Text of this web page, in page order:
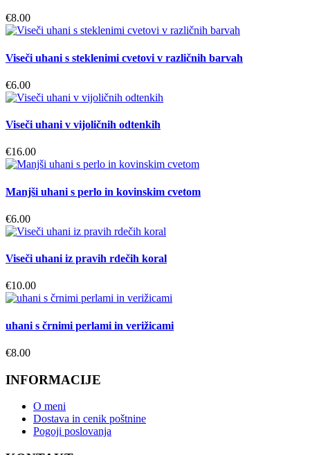
€8.00
Viseči uhani s steklenimi cvetovi v različnih barvah
€6.00
Viseči uhani v vijoličnih odtenkih
€16.00
Manjši uhani s perlo in kovinskim cvetom
€6.00
Viseči uhani iz pravih rdečih koral
€10.00
uhani s črnimi perlami in verižicami
€8.00
INFORMACIJE
O meni
Dostava in cenik poštnine
Pogoji poslovanja